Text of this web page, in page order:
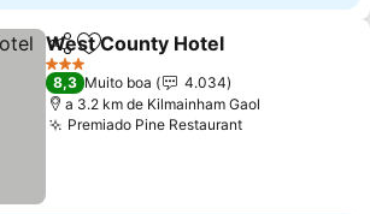
PartilharAdicionar aos favoritos
West County Hotel
3 Estrelas
8,3 Muito boa
4.034
a 3.2 km de Kilmainham Gaol
Premiado Pine RestaurantVer preços